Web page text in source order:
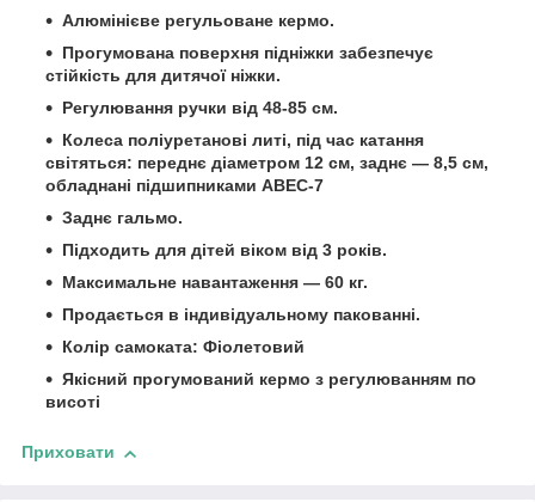
Алюмінієве регульоване кермо.
Прогумована поверхня підніжки забезпечує
стійкість для дитячої ніжки.
Регулювання ручки від 48-85 см.
Колеса поліуретанові литі, під час катання
світяться: переднє діаметром 12 см, заднє — 8,5 см,
обладнані підшипниками ABEC-7
Заднє гальмо.
Підходить для дітей віком від 3 років.
Максимальне навантаження — 60 кг.
Продається в індивідуальному пакованні.
Колір самоката: Фіолетовий
Якісний прогумований кермо з регулюванням по
висоті
Приховати